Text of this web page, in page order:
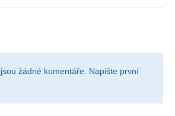
žádné komentáře. Napište první